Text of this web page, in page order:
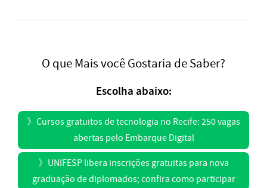
O que Mais você Gostaria de Saber?
Escolha abaixo:
》 Cursos gratuitos de tecnologia no Recife: 250 vagas
abertas pelo Embarque Digital
》 UNIFESP libera inscrições gratuitas para nova
graduação de diplomados; confira como participar